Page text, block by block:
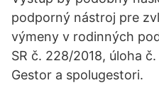
podporný nástroj pre
výmeny v rodinných
SR č. 228/2018, úloha
Gestor a spolugestori.